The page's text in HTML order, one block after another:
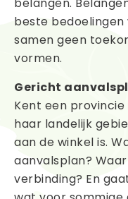
belangen.
beste
samen geen
vormen.
Gericht
Kent een
haar landelijk
aan de winkel is.
aanvalsplan?
verbinding? En